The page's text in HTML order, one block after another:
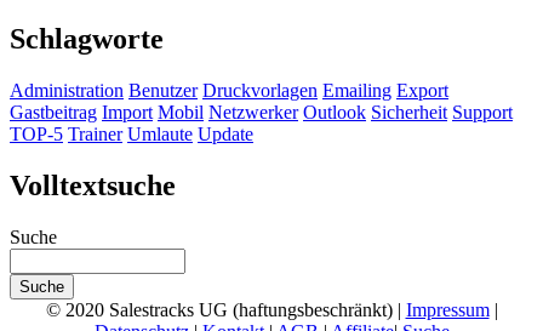
Schlagworte
Administration Benutzer Druckvorlagen Emailing Export
Gastbeitrag Import Mobil Netzwerker Outlook Sicherheit Support
TOP-5 Trainer Umlaute Update
Volltextsuche
Suche
© 2020 Salestracks UG (haftungsbeschränkt) | Impressum|